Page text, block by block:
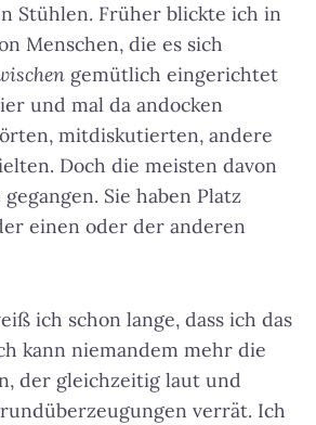
Stühlen. Früher blickte ich in
Menschen, die es sich
gemütlich eingerichtet
und mal da andocken
mitdiskutierten, andere
Doch die meisten davon
Sie haben Platz
einen oder der anderen
ich schon lange, dass ich das
kann niemandem mehr die
der gleichzeitig laut und
verrät. Ich